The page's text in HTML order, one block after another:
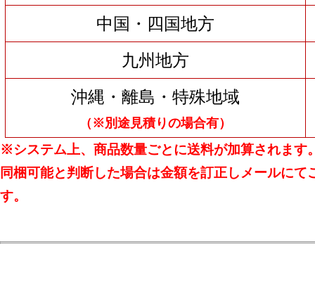
中国・四国地方
九州地方
沖縄・離島・特殊地域
（※別途見積りの場合有）
※システム上、商品数量ごとに送料が加算されます
同梱可能と判断した場合は金額を訂正しメールにて
す。